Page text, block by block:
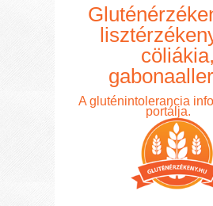
cöliákia,
A gluténintolerancia
portálja.